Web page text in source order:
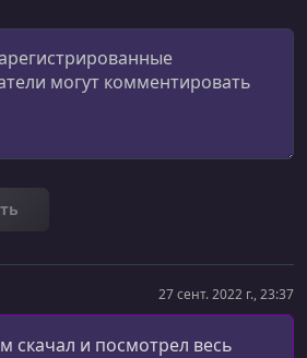
27 сент. 2022 г., 23:37
скачал и посмотрел весь